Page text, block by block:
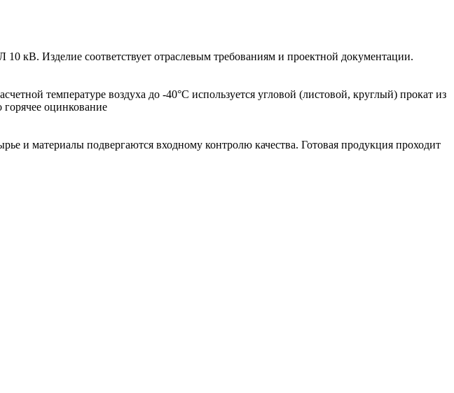
10 кВ. Изделие соответствует отраслевым требованиям и проектной документации.
температуре воздуха до -40°С используется угловой (листовой, круглый) прокат из
оцинкование
и материалы подвергаются входному контролю качества. Готовая продукция проходит